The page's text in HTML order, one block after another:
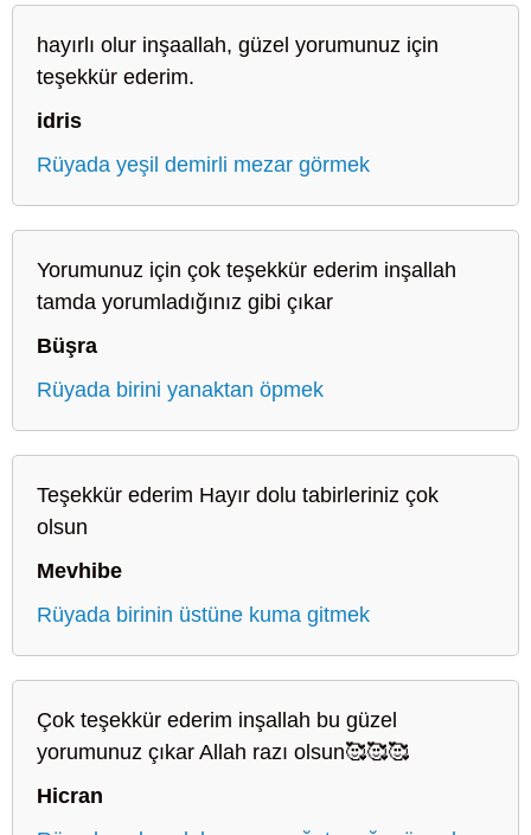
hayırlı olur inşaallah, güzel yorumunuz için
teşekkür ederim.
idris
Rüyada yeşil demirli mezar görmek
Yorumunuz için çok teşekkür ederim inşallah
tamda yorumladığınız gibi çıkar
Büşra
Rüyada birini yanaktan öpmek
Teşekkür ederim Hayır dolu tabirleriniz çok
olsun
Mevhibe
Rüyada birinin üstüne kuma gitmek
Çok teşekkür ederim inşallah bu güzel
yorumunuz çıkar Allah razı olsun🥰🥰🥰
Hicran